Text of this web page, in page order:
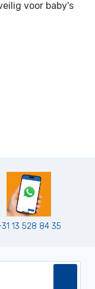
voor baby's
13 528 84 35